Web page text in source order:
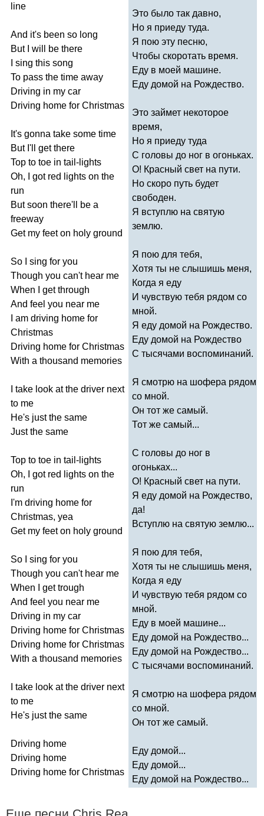
line
And it's been so long
But
will be there
sing this song
To pass the time away
Driving in my car
Driving home for Christmas
It's gonna take some time
But I'll get there
Top to toe in tail-lights
Oh, got red lights on the
run
But soon there'll be a
freeway
Get my feet on holy ground
So sing for you
Though you can't hear me
When
get through
And feel you near me
am driving home for
Christmas
Driving home for Christmas
With a thousand memories
take look at the driver next
to me
He's just the same
Just the same
Top to toe in tail-lights
Oh, got red lights on the
run
I'm driving home for
Christmas, yea
Get my feet on holy ground
So sing for you
Though you can't hear me
When
get trough
And feel you near me
Driving in my car
Driving home for Christmas
Driving home for Christmas
With a thousand memories
take look at the driver next
to me
He's just the same
Driving home
Driving home
Driving home for Christmas
Это было так давно,
Но я приеду туда.
Я пою эту песню,
Чтобы скоротать время.
Еду в моей машине.
Еду домой на Рождество.
Это займет некоторое
время,
Но я приеду туда
С головы до ног в огоньках.
О! Красный свет на пути.
Но скоро путь будет
свободен.
Я вступлю на святую
землю.
Я пою для тебя,
Хотя ты не слышишь меня,
Когда я еду
И чувствую тебя рядом со
мной.
Я еду домой на Рождество.
Еду домой на Рождество
С тысячами воспоминаний.
Я смотрю на шофера рядом
со мной.
Он тот же самый.
Тот же самый...
С головы до ног в
огоньках...
О! Красный свет на пути.
Я еду домой на Рождество,
да!
Вступлю на святую землю...
Я пою для тебя,
Хотя ты не слышишь меня,
Когда я еду
И чувствую тебя рядом со
мной.
Еду в моей машине...
Еду домой на Рождество...
Еду домой на Рождество...
С тысячами воспоминаний.
Я смотрю на шофера рядом
со мной.
Он тот же самый.
Еду домой...
Еду домой...
Еду домой на Рождество...
Еще песни Chris Rea